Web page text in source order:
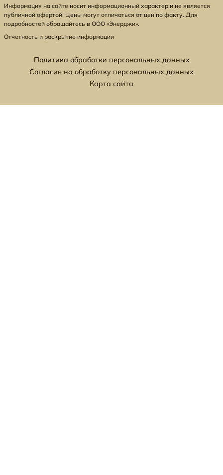
Информация на сайте носит информационный характер и не является
публичной офертой. Цены могут отличаться от цен по факту. Для
подробностей обращайтесь в ООО «Энерджи».
Отчетность и раскрытие информации
Политика обработки персональных данных
Согласие на обработку персональных данных
Карта сайта